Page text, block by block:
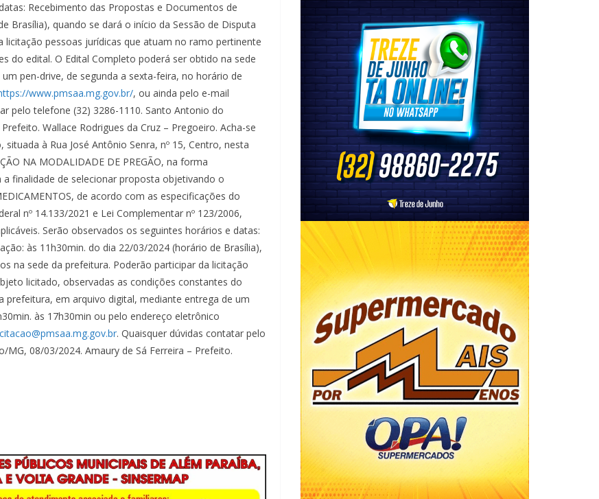
Recebimento das Propostas e Documentos de
Brasília), quando se dará o início da Sessão de Disputa
pessoas jurídicas que atuam no ramo pertinente
do edital. O Edital Completo poderá ser obtido na sede
pen-drive, de segunda a sexta-feira, no horário de
www.pmsaa.mg.gov.br/, ou ainda pelo e-mail
pelo telefone (32) 3286-1110. Santo Antonio do
Wallace Rodrigues da Cruz – Pregoeiro. Acha-se
à Rua José Antônio Senra, nº 15, Centro, nesta
NA MODALIDADE DE PREGÃO, na forma
a finalidade de selecionar proposta objetivando o
de acordo com as especificações do
nº 14.133/2021 e Lei Complementar nº 123/2006,
Serão observados os seguintes horários e datas:
às 11h30min. do dia 22/03/2024 (horário de Brasília),
na sede da prefeitura. Poderão participar da licitação
licitado, observadas as condições constantes do
em arquivo digital, mediante entrega de um
às 17h30min ou pelo endereço eletrônico
. Quaisquer dúvidas contatar pelo
08/03/2024. Amaury de Sá Ferreira – Prefeito.